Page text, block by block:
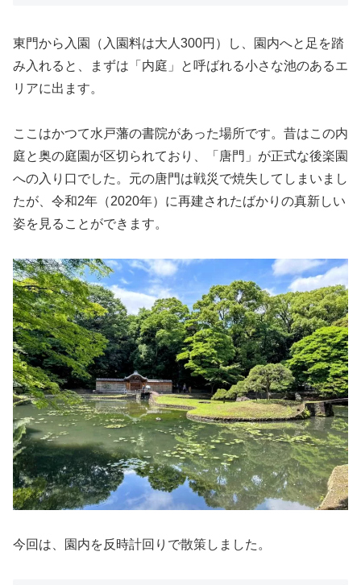
東門から入園（入園料は大人300円）し、園内へと足を踏
み入れると、まずは「内庭」と呼ばれる小さな池のあるエ
リアに出ます。
ここはかつて水戸藩の書院があった場所です。昔はこの内
庭と奥の庭園が区切られており、「唐門」が正式な後楽園
への入り口でした。元の唐門は戦災で焼失してしまいまし
たが、令和2年（2020年）に再建されたばかりの真新しい
姿を見ることができます。
今回は、園内を反時計回りで散策しました。